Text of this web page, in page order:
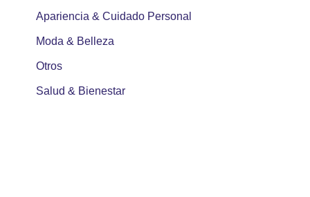
Apariencia & Cuidado Personal
Moda & Belleza
Otros
Salud & Bienestar